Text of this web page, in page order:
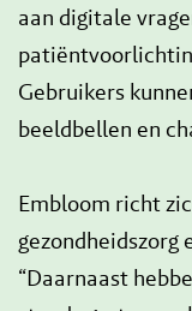
aan digitale
Gebruikers
beeldbellen en
Embloom richt
gezondheidszorg
“Daarnaast